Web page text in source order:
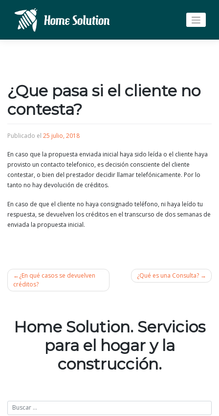
contenido
¿Que pasa si el cliente no
contesta?
Publicado el 25 julio, 2018
En caso que la propuesta enviada inicial haya sido leída o el cliente haya
provisto un contacto telefonico, es decisión consciente del cliente
contestar, o bien del prestador decidir llamar telefónicamente. Por lo
tanto no hay devolución de créditos.
En caso de que el cliente no haya consignado teléfono, ni haya leído tu
respuesta, se devuelven los créditos en el transcurso de dos semanas de
enviada la propuesta inicial.
de
entradas
¿En qué casos se devuelven
créditos?
¿Qué es una Consulta?
Home Solution. Servicios
para el hogar y la
construcción.